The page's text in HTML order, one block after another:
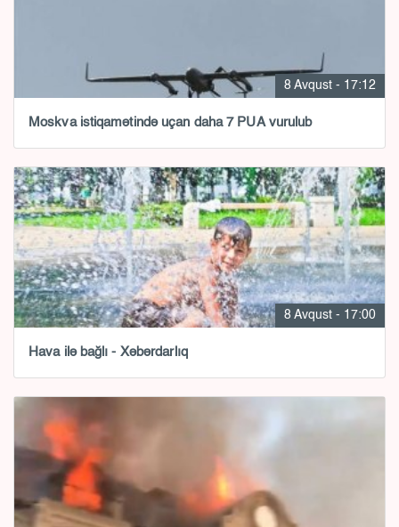
8 Avqust - 17:12
Moskva istiqamətində uçan daha 7 PUA vurulub
8 Avqust - 17:00
Hava ilə bağlı - Xəbərdarlıq